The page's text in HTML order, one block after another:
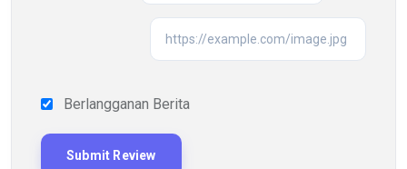
Berlangganan Berita